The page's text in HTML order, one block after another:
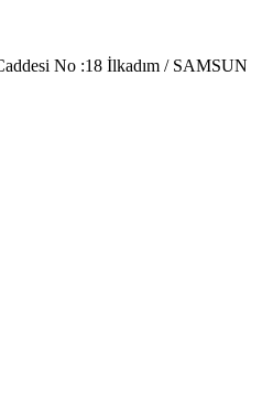
No :18 İlkadım / SAMSUN